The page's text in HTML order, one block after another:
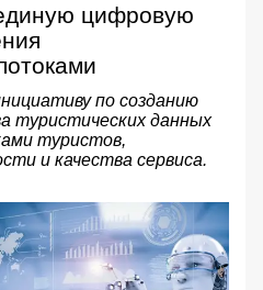
цифровую
по созданию
туристических данных
туристов,
и качества сервиса.